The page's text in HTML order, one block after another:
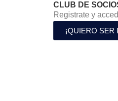
CLUB DE
Registrate y
¡QUIERO SER